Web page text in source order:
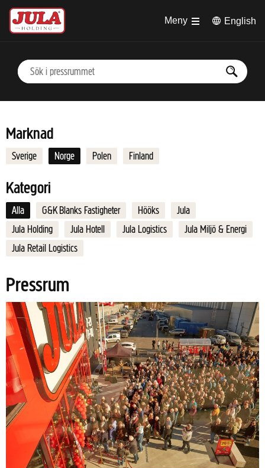
Hoppa till huvudinnehåll
Meny
English
Marknad
Sverige Norge Polen Finland
Kategori
Alla G&K Blanks Fastigheter Hööks
Jula
Jula Holding
Jula Hotell Jula Logistics
Jula Miljö & Energi
Jula Retail Logistics
Pressrum